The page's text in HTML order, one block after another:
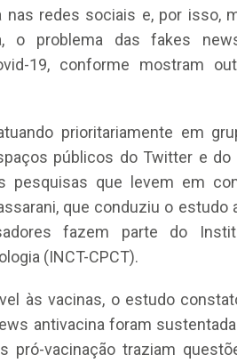
redes sociais e, por isso,
o problema das fakes
19, conforme mostram
prioritariamente em
públicos do Twitter e do
pesquisas que levem em
que conduziu o estudo
fazem parte do
(INCT-CPCT).
às vacinas, o estudo
antivacina foram
pró-vacinação traziam